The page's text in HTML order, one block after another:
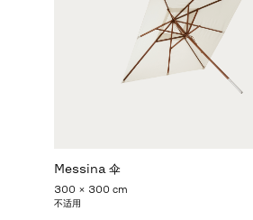
Messina 伞
300 x 300 cm
不适用